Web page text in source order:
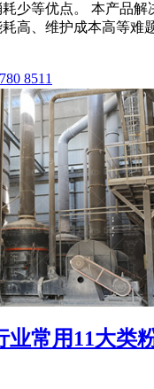
少等优点。 本产品解
高、维护成本高等难
8511
常用11大类